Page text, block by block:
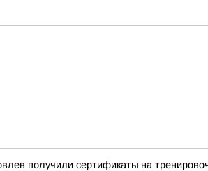
получили сертификаты на